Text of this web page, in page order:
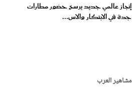
إنجاز عالمي جديد يرسخ حضور مطارات
جدة في الابتكار والاس...
مشاهير العرب